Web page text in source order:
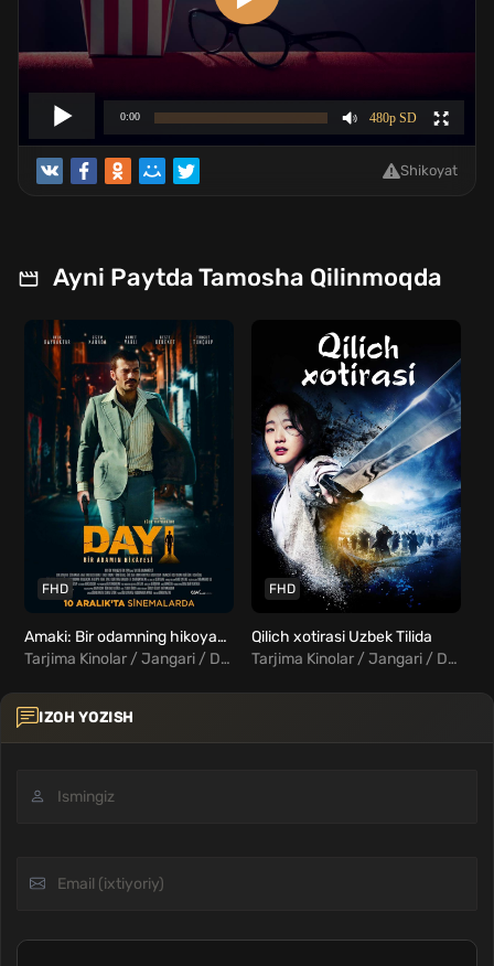
Shikoyat
Ayni Paytda Tamosha Qilinmoqda
FHD
Amaki: Bir odamning hikoyasi / Dayi: Erkakning hikoyasi Uzbek Tilida
Tarjima Kinolar / Jangari / Drama / Sarguzasht / Turk Kinolar Uzbek Tilida
FHD
Qilich xotirasi Uzbek Tilida
Tarjima Kinolar / Jangari / Drama / Tarixiy / Xorij Kinolar Uzbek Tilida
IZOH YOZISH